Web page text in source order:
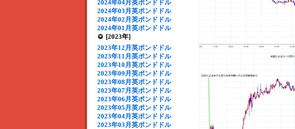
2024年04月英ポンドドル
2024年03月英ポンドドル
2024年02月英ポンドドル
2024年01月英ポンドドル
[2023年]
2023年12月英ポンドドル
2023年11月英ポンドドル
2023年10月英ポンドドル
2023年09月英ポンドドル
2023年08月英ポンドドル
2023年07月英ポンドドル
2023年06月英ポンドドル
2023年05月英ポンドドル
2023年04月英ポンドドル
2023年03月英ポンドドル